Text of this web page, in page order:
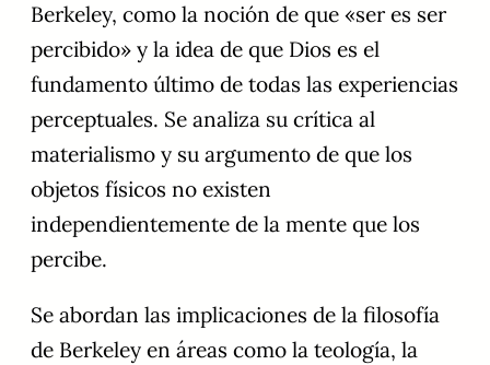
Berkeley, como la noción de que «ser es ser
percibido» y la idea de que Dios es el
fundamento último de todas las experiencias
perceptuales. Se analiza su crítica al
materialismo y su argumento de que los
objetos físicos no existen
independientemente de la mente que los
percibe.
Se abordan las implicaciones de la filosofía
de Berkeley en áreas como la teología, la